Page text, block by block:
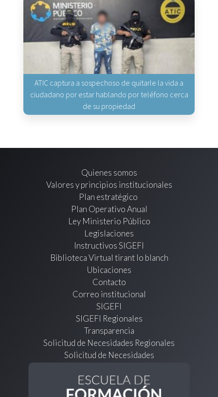
ATIC captura a sospechoso de quitarle la vida a
ciudadano por estar hablando por teléfono cerca
de su propiedad
Quienes somos
Valores y principios institucionales
Plan estratégico
Plan Operativo Anual
Ley Ministerio Público
Legislaciones
Instructivos SIGEFI
Biblioteca Virtual tirant lo blanch
Ubicaciones
Contacto
Correo institucional
SIGEFI
SIGEFI Regionales
Transparencia
Solicitud de Necesidades Regionales
Solicitud de Necesidades